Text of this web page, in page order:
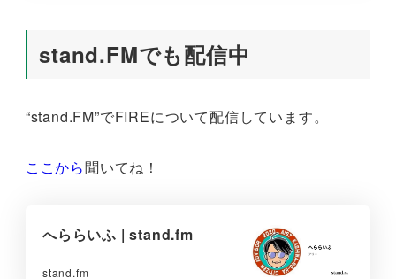
stand.FMでも配信中
“stand.FM”でFIREについて配信しています。
ここから聞いてね！
へららいふ | stand.fm
stand.fm